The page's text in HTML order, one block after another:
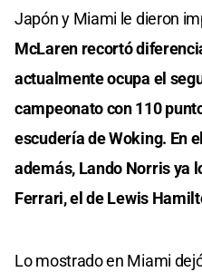
Japón y Miami le dieron
McLaren recortó
actualmente ocupa el
campeonato con 110
escudería de Woking. En
además, Lando Norris ya
Ferrari, el de Lewis
Lo mostrado en Miami